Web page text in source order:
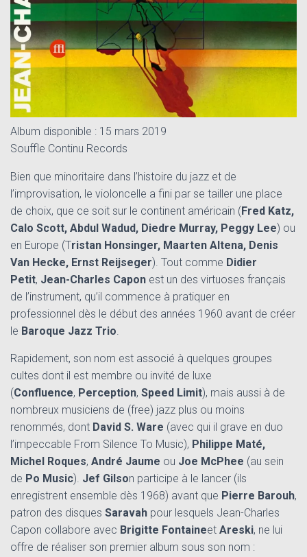
Album disponible : 15 mars 2019
Souffle Continu Records
Bien que minoritaire dans l’histoire du jazz et de
l’improvisation, le violoncelle a fini par se tailler une place
de choix, que ce soit sur le continent américain (Fred Katz,
Calo Scott, Abdul Wadud, Diedre Murray, Peggy Lee) ou
en Europe (Tristan Honsinger, Maarten Altena, Denis
Van Hecke, Ernst Reijseger). Tout comme Didier
Petit, Jean-Charles Capon est un des virtuoses français
de l’instrument, qu’il commence à pratiquer en
professionnel dès le début des années 1960 avant de créer
le Baroque Jazz Trio.
Rapidement, son nom est associé à quelques groupes
cultes dont il est membre ou invité de luxe
(Confluence, Perception, Speed Limit), mais aussi à de
nombreux musiciens de (free) jazz plus ou moins
renommés, dont David S. Ware (avec qui il grave en duo
l’impeccable From Silence To Music), Philippe Maté,
Michel Roques, André Jaume ou Joe McPhee (au sein
de Po Music). Jef Gilson participe à le lancer (ils
enregistrent ensemble dès 1968) avant que Pierre Barouh,
patron des disques Saravah pour lesquels Jean-Charles
Capon collabore avec Brigitte Fontaineet Areski, ne lui
offre de réaliser son premier album sous son nom :